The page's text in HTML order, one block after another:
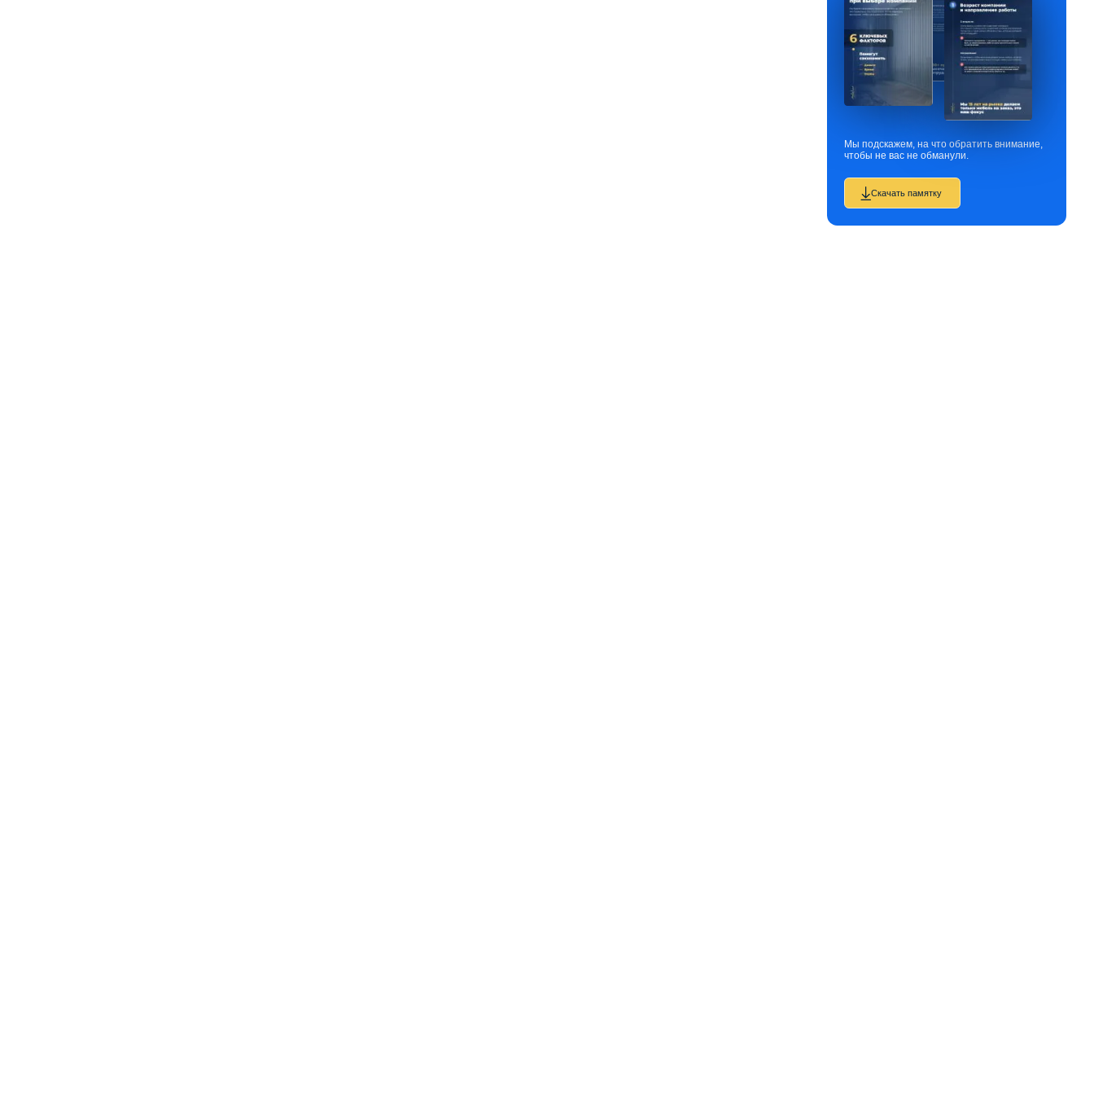
Мы подскажем, на что обратить внимание,
чтобы не вас не обманули.
Скачать памятку